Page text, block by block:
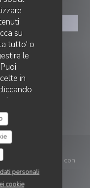
su
tutto' o
le
in
basso a
sito.
personali
cookie
((apre una nuova
((apre una nuova
internet ristorante con
una nuova finestra))